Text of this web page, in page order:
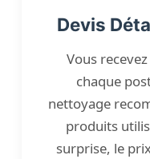
Devis
Vous
chaque
nettoyage
produits
surprise, le